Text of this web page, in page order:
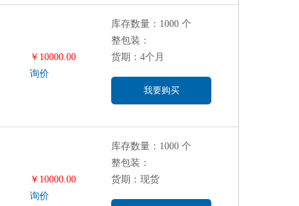
￥10000.00
询价
库存数量：1000 个
整包装：
货期：4个月
我要购买
￥10000.00
询价
库存数量：1000 个
整包装：
货期：现货